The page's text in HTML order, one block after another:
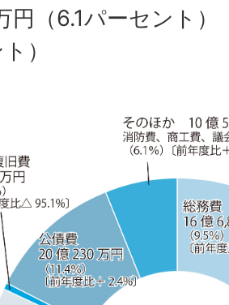
円（6.1パーセント
）​​​​​​